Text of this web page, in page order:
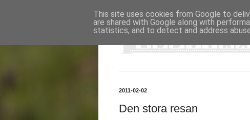
2011-02-02
Den stora resan
This site uses cookies from Google to
are shared with Google along with
statistics, and to detect and address